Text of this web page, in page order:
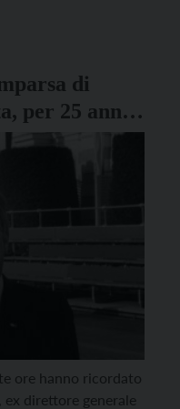
di
per 25 anni
Pat
ore hanno ricordato
direttore generale